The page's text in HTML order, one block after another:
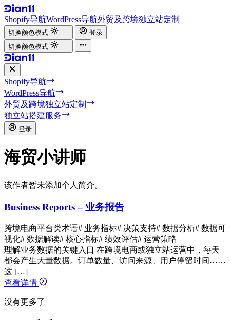
Shopify导航WordPress导航外贸及跨境独立站定制
切换颜色模式
登录
切换颜色模式
Shopify导航
WordPress导航
外贸及跨境独立站定制
独立站搭建服务
登录
海贸小讲师
该作者暂未添加个人简介。
Business Reports – 业务报告
跨境电商平台类术语# 业务指标# 决策支持# 数据分析# 数据可
视化# 数据解读# 核心指标# 绩效评估# 运营策略
理解业务数据的关键入口 在跨境电商或独立站运营中，每天
都会产生大量数据。订单数量、访问来源、用户停留时间……
这 […]
查看详情
没有更多了